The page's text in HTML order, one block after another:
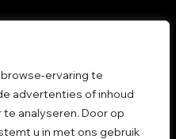
ervaring te
advertenties of inhoud
analyseren. Door op
u in met ons gebruik